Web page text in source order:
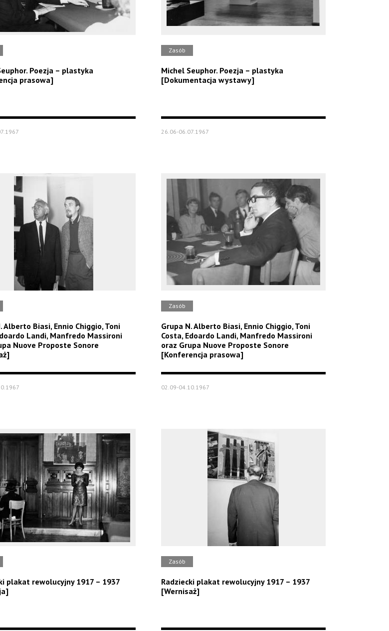
Poezja – plastyka
prasowa]
Zasób
Michel Seuphor. Poezja – plastyka
[Dokumentacja wystawy]
26.06-06.07.1967
Alberto Biasi, Ennio Chiggio, Toni
Landi, Manfredo Massironi
Nuove Proposte Sonore
Zasób
Grupa N. Alberto Biasi, Ennio Chiggio, Toni
Costa, Edoardo Landi, Manfredo Massironi
oraz Grupa Nuove Proposte Sonore
[Konferencja prasowa]
02.09-04.10.1967
plakat rewolucyjny 1917 – 1937
Zasób
Radziecki plakat rewolucyjny 1917 – 1937
[Wernisaż]